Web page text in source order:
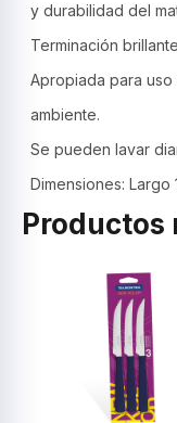
y durabilidad del
Terminación
Apropiada para
ambiente.
Se pueden lavar
Dimensiones: Largo
Productos